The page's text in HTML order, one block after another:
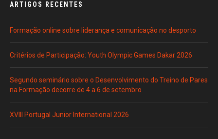
ARTIGOS RECENTES
Formação online sobre liderança e comunicação no desporto
Critérios de Participação: Youth Olympic Games Dakar 2026
Segundo seminário sobre o Desenvolvimento do Treino de Pares
na Formação decorre de 4 a 6 de setembro
XVIII Portugal Junior International 2026